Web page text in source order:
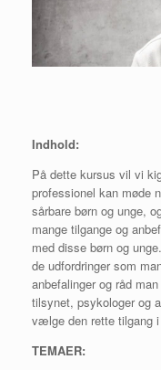
Indhold:
På dette kursus vil vi
professionel kan møde
sårbare børn og unge,
mange tilgange og
med disse børn og
de udfordringer som
anbefalinger og råd
tilsynet, psykologer og
vælge den rette tilgang i
TEMAER: